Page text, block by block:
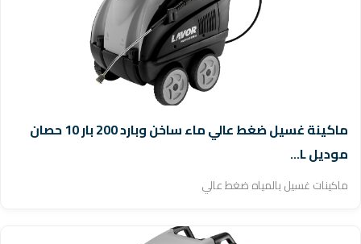
ماكينة غسيل ضغط عالي ماء ساخن وبارد 200 بار 10 حصان
موديل L...
ماكينات غسيل بالمياه ضغط عالي